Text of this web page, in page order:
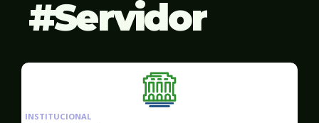
Servidor
Ilustração
da
INSTITUCIONAL